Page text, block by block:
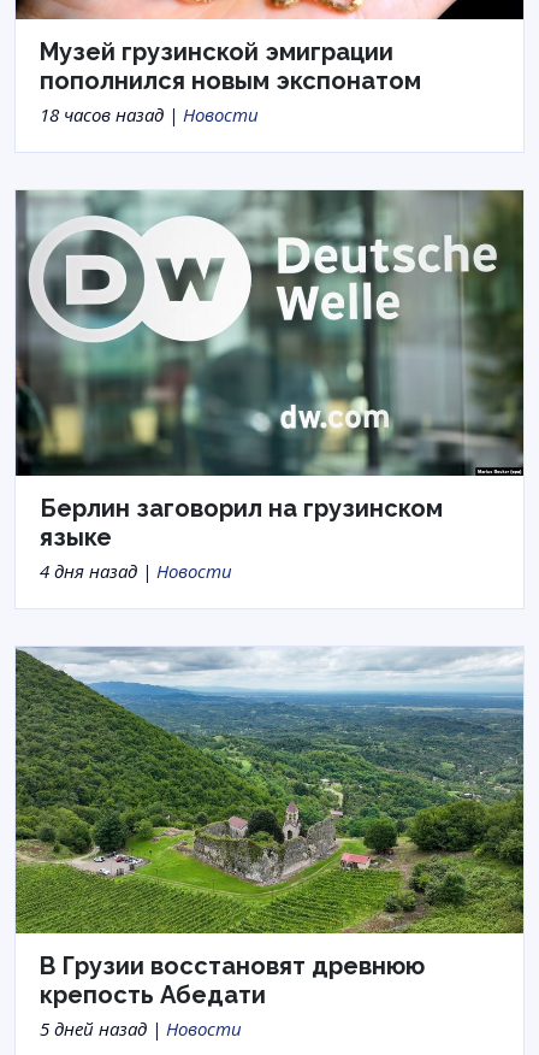
Музей грузинской эмиграции
пополнился новым экспонатом
18 часов назад | Новости
Берлин заговорил на грузинском
языке
4 дня назад | Новости
В Грузии восстановят древнюю
крепость Абедати
5 дней назад | Новости